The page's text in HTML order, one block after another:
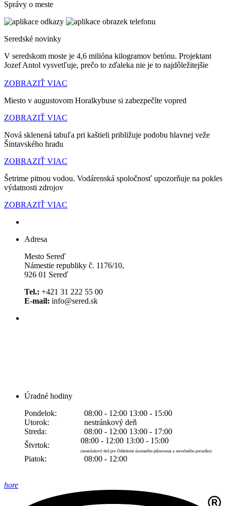
Správy o meste
Seredské novinky
V seredskom moste je 4,6 milióna kilogramov betónu. Projektant
Jozef Antol vysvetľuje, prečo to zďaleka nie je to najdôležitejšie
ZOBRAZIŤ VIAC
Miesto v augustovom Horalkybuse si zabezpečíte vopred
ZOBRAZIŤ VIAC
Nová sklenená tabuľa pri kaštieli približuje podobu hlavnej veže
Šintavského hradu
ZOBRAZIŤ VIAC
Šetrime pitnou vodou. Vodárenská spoločnosť upozorňuje na pokles
výdatnosti zdrojov
ZOBRAZIŤ VIAC
Adresa
Mesto Sereď
Námestie republiky č. 1176/10,
926 01 Sereď
Tel.: +421 31 222 55 00
E-mail: info@sered.sk
Úradné hodiny
Pondelok:
08:00 - 12:00 13:00 - 15:00
Utorok:
nestránkový deň
Streda:
08:00 - 12:00 13:00 - 17:00
Štvrtok:
08:00 - 12:00 13:00 - 15:00
(nestránkový deň pre Oddelenie územného plánovania a stavebného poriadku)
Piatok: 08:00 - 12:00
hore